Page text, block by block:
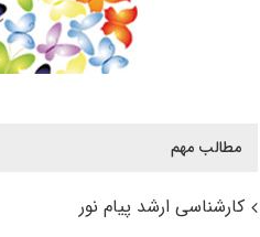
مطالب مهم
کارشناسی ارشد پیام نور